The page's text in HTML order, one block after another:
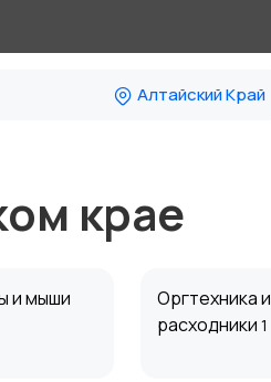
Алтайский Край
крае
и мыши
Оргтехника и
расходники 1